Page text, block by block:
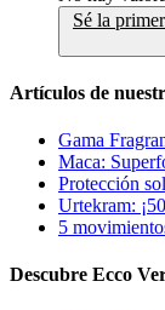
Sé la
Artículos de
Gama
Maca:
Protección
Urtekram:
5
Descubre Ecco